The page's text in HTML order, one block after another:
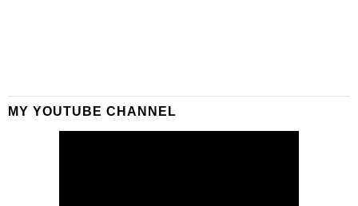
MY YOUTUBE CHANNEL